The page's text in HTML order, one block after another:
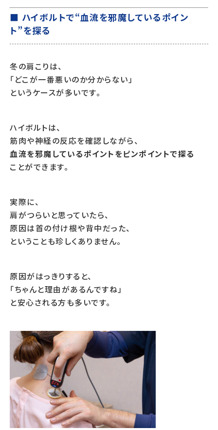
■ ハイボルトで“血流を邪魔しているポイン
ト”を探る
冬の肩こりは、
「どこが一番悪いのか分からない」
というケースが多いです。
ハイボルトは、
筋肉や神経の反応を確認しながら、
血流を邪魔しているポイントをピンポイントで探る
ことができます。
実際に、
肩がつらいと思っていたら、
原因は首の付け根や背中だった、
ということも珍しくありません。
原因がはっきりすると、
「ちゃんと理由があるんですね」
と安心される方も多いです。